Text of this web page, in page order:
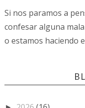
Si nos paramos a
confesar alguna
o estamos haciendo